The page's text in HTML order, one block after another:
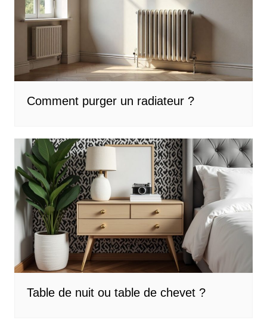
Comment purger un radiateur ?
Table de nuit ou table de chevet ?